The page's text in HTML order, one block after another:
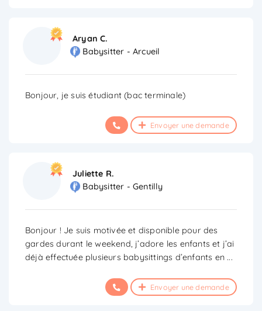
Aryan C.
Babysitter - Arcueil
Bonjour, je suis étudiant (bac terminale)
Envoyer une demande
Juliette R.
Babysitter - Gentilly
Bonjour ! Je suis motivée et disponible pour des
gardes durant le weekend, j’adore les enfants et j’ai
déjà effectuée plusieurs babysittings d’enfants en...
Envoyer une demande